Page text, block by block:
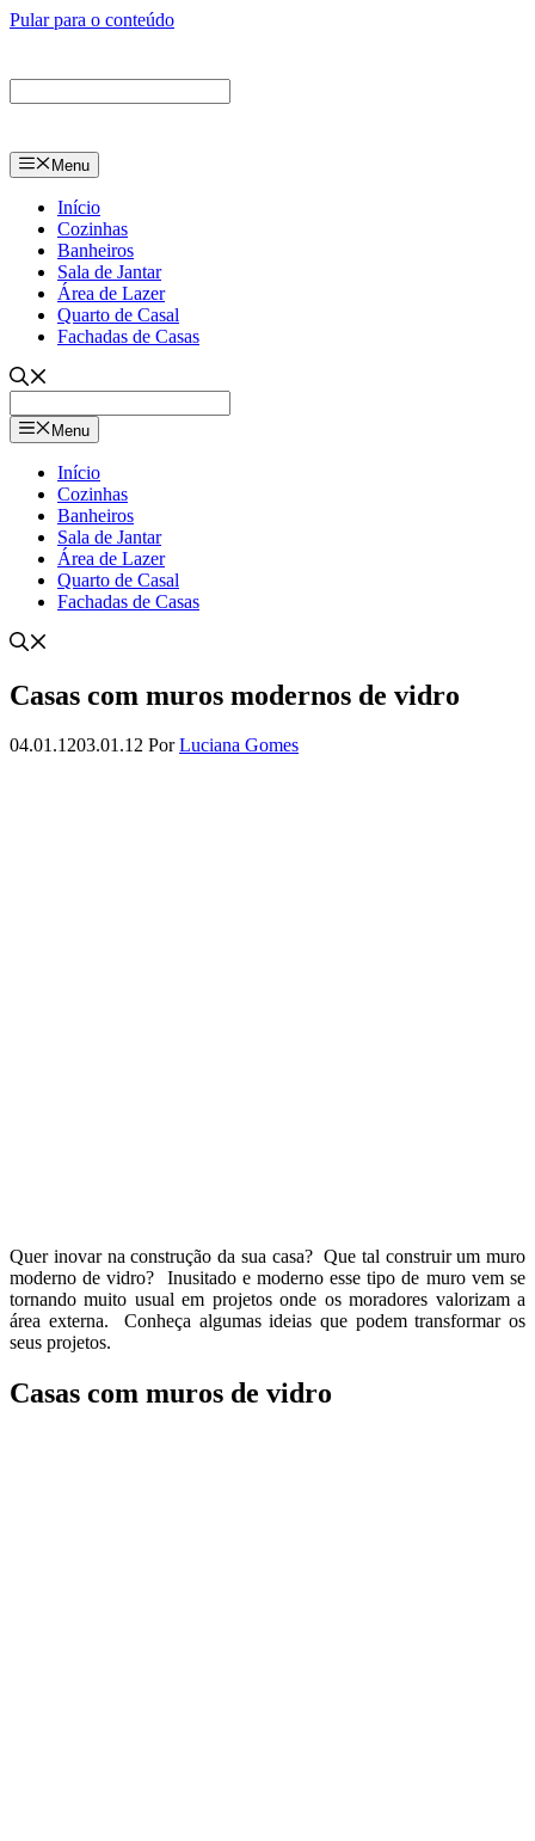
Pular para o conteúdo
Menu
Início
Cozinhas
Banheiros
Sala de Jantar
Área de Lazer
Quarto de Casal
Fachadas de Casas
Menu
Início
Cozinhas
Banheiros
Sala de Jantar
Área de Lazer
Quarto de Casal
Fachadas de Casas
Casas com muros modernos de vidro
04.01.1203.01.12 PorLuciana Gomes
Quer inovar na construção da sua casa? Que tal construir um muro
moderno de vidro? Inusitado e moderno esse tipo de muro vem se
tornando muito usual em projetos onde os moradores valorizam a
área externa. Conheça algumas ideias que podem transformar os
seus projetos.
Casas com muros de vidro